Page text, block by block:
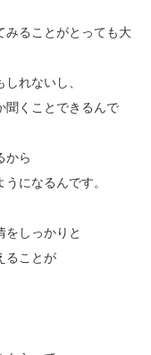
みることがとっても大
れないし、
聞くことできるんで
から
になるんです。
をしっかりと
ることが